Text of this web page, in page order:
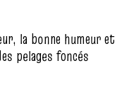
la bonne humeur et
pelages foncés